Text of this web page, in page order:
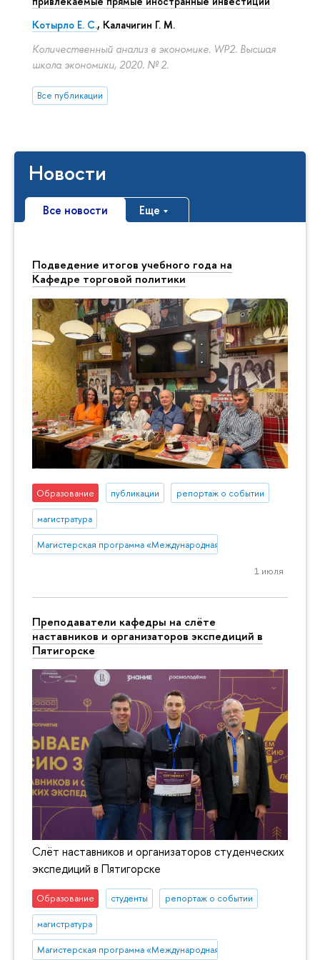
Новости
Все новости Еще
Подведение итогов учебного года на
Кафедре торговой политики
Образование публикации репортаж о событии
магистратура
Магистерская программа «Международная торговая политика»
1 июля
Преподаватели кафедры на слёте
наставников и организаторов экспедиций в
Пятигорске
Слёт наставников и организаторов студенческих
экспедиций в Пятигорске
Образование студенты репортаж о событии
магистратура
Магистерская программа «Международная торговая политика»
Котырло Е. С., Калачигин Г. М.
Количественный анализ в экономике. WP2. Высшая
школа экономики, 2020. № 2.
Все публикации